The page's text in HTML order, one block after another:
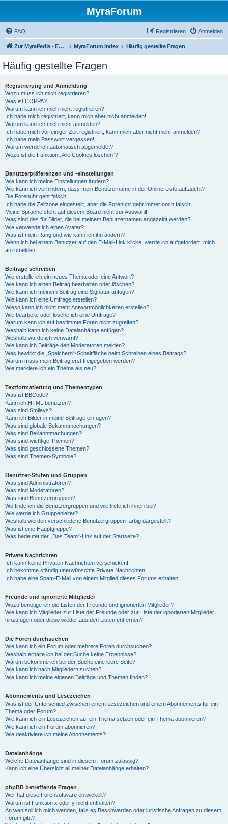
MyraForum
FAQ Anmelden
Registrieren
Zur MyraPedia - Enzyklopädie der Kampagnenwelt MyraForum Index Häufig gestellte Fragen
Häufig gestellte Fragen
Registrierung und Anmeldung
Wozu muss ich mich registrieren?
Was ist COPPA?
Warum kann ich mich nicht registrieren?
Ich habe mich registriert, kann mich aber nicht anmelden!
Warum kann ich mich nicht anmelden?
Ich habe mich vor einiger Zeit registriert, kann mich aber nicht mehr anmelden?!
Ich habe mein Passwort vergessen!
Warum werde ich automatisch abgemeldet?
Wozu ist die Funktion „Alle Cookies löschen“?
Benutzerpräferenzen und -einstellungen
Wie kann ich meine Einstellungen ändern?
Wie kann ich verhindern, dass mein Benutzername in der Online-Liste auftaucht?
Die Forenuhr geht falsch!
Ich habe die Zeitzone eingestellt, aber die Forenuhr geht immer noch falsch!
Meine Sprache steht auf diesem Board nicht zur Auswahl!
Was sind das für Bilder, die bei meinem Benutzernamen angezeigt werden?
Wie verwende ich einen Avatar?
Was ist mein Rang und wie kann ich ihn ändern?
Wenn ich bei einem Benutzer auf den E-Mail-Link klicke, werde ich aufgefordert, mich
anzumelden.
Beiträge schreiben
Wie erstelle ich ein neues Thema oder eine Antwort?
Wie kann ich einen Beitrag bearbeiten oder löschen?
Wie kann ich meinem Beitrag eine Signatur anfügen?
Wie kann ich eine Umfrage erstellen?
Wieso kann ich nicht mehr Antwortmöglichkeiten erstellen?
Wie bearbeite oder lösche ich eine Umfrage?
Warum kann ich auf bestimmte Foren nicht zugreifen?
Weshalb kann ich keine Dateianhänge anfügen?
Weshalb wurde ich verwarnt?
Wie kann ich Beiträge den Moderatoren melden?
Was bewirkt die „Speichern“-Schaltfläche beim Schreiben eines Beitrags?
Warum muss mein Beitrag erst freigegeben werden?
Wie markiere ich ein Thema als neu?
Textformatierung und Thementypen
Was ist BBCode?
Kann ich HTML benutzen?
Was sind Smileys?
Kann ich Bilder in meine Beiträge einfügen?
Was sind globale Bekanntmachungen?
Was sind Bekanntmachungen?
Was sind wichtige Themen?
Was sind geschlossene Themen?
Was sind Themen-Symbole?
Benutzer-Stufen und Gruppen
Was sind Administratoren?
Was sind Moderatoren?
Was sind Benutzergruppen?
Wo finde ich die Benutzergruppen und wie trete ich ihnen bei?
Wie werde ich Gruppenleiter?
Weshalb werden verschiedene Benutzergruppen farbig dargestellt?
Was ist eine Hauptgruppe?
Was bedeutet der „Das Team“-Link auf der Startseite?
Private Nachrichten
Ich kann keine Privaten Nachrichten verschicken!
Ich bekomme ständig unerwünschte Private Nachrichten!
Ich habe eine Spam-E-Mail von einem Mitglied dieses Forums erhalten!
Freunde und ignorierte Mitglieder
Wozu benötige ich die Listen der Freunde und ignorierten Mitglieder?
Wie kann ich Mitglieder zur Liste der Freunde oder zur Liste der ignorierten Mitglieder
hinzufügen oder diese wieder aus den Listen entfernen?
Die Foren durchsuchen
Wie kann ich ein Forum oder mehrere Foren durchsuchen?
Weshalb erhalte ich bei der Suche keine Ergebnisse?
Warum bekomme ich bei der Suche eine leere Seite?
Wie kann ich nach Mitgliedern suchen?
Wie kann ich meine eigenen Beiträge und Themen finden?
Abonnements und Lesezeichen
Was ist der Unterschied zwischen einem Lesezeichen und einem Abonnements für ein
Thema oder Forum?
Wie kann ich ein Lesezeichen auf ein Thema setzen oder ein Thema abonnieren?
Wie kann ich ein Forum abonnieren?
Wie deaktiviere ich meine Abonnements?
Dateianhänge
Welche Dateianhänge sind in diesem Forum zulässig?
Kann ich eine Übersicht all meiner Dateianhänge erhalten?
phpBB betreffende Fragen
Wer hat diese Forensoftware entwickelt?
Warum ist Funktion x oder y nicht enthalten?
An wen soll ich mich wenden, falls es Beschwerden oder juristische Anfragen zu diesem
Forum gibt?